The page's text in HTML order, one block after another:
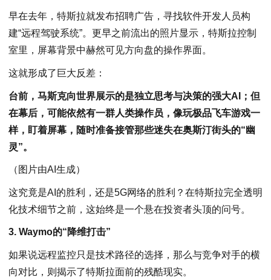
早在去年，特斯拉就发布招聘广告，寻找软件开发人员构
建“远程驾驶系统”。更早之前流出的照片显示，特斯拉控制
室里，屏幕背景中赫然可见方向盘的操作界面。
这就形成了巨大反差：
台前，马斯克向世界展示的是独立思考与决策的强大AI；但
在幕后，可能依然有一群人类操作员，像玩极品飞车游戏一
样，盯着屏幕，随时准备接管那些迷失在奥斯汀街头的“幽
灵”。
（图片由AI生成）
这究竟是AI的胜利，还是5G网络的胜利？在特斯拉完全透明
化技术细节之前，这始终是一个悬在投资者头顶的问号。
3. Waymo的“降维打击”
如果说远程监控只是技术路径的选择，那么与竞争对手的横
向对比，则揭示了特斯拉面前的残酷现实。